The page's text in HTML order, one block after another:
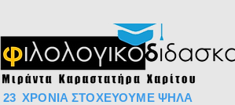
23 ΧΡΟΝΙΑ ΣΤΟΧΕΥΟΥΜΕ ΨHΛΑ